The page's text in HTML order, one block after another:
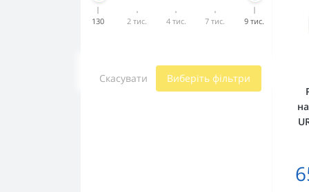
130 2 тис. 4 тис. 7 тис. 9 тис.
Скасувати Виберіть фільтри